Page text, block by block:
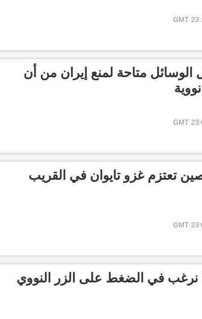
متاحة لمنع إيران من أن
تعتزم غزو تايوان في القريب
نرغب في الضغط على الزر النووي